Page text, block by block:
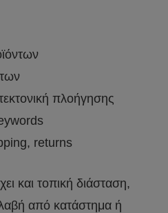
πλοήγησης
returns
και τοπική διάσταση,
από κατάστημα ή